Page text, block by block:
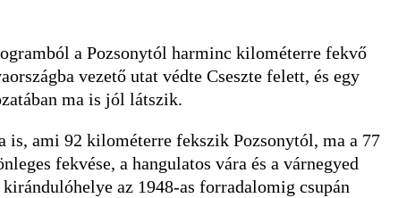
a Pozsonytól harminc kilométerre fekvő
vezető utat védte Cseszte felett, és egy
ma is jól látszik.
ami 92 kilométerre fekszik Pozsonytól, ma a 77
fekvése, a hangulatos vára és a várnegyed
az 1948-as forradalomig csupán